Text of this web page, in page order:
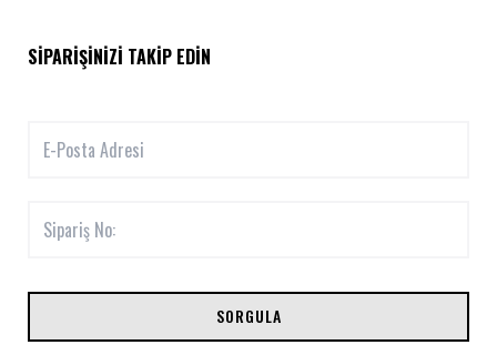
SIPARIŞINIZI TAKIP EDIN
SORGULA